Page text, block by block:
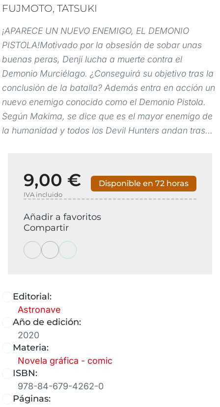
FUJMOTO, TATSUKI
¡APARECE UN NUEVO ENEMIGO, EL DEMONIO
PISTOLA!Motivado por la obsesión de sobar unas
buenas peras, Denji lucha a muerte contra el
Demonio Murciélago. ¿Conseguirá su objetivo tras la
conclusión de la batalla? Además entra en acción un
nuevo enemigo conocido como el Demonio Pistola.
Según Makima, se dice que es el mayor enemigo de
la humanidad y todos los Devil Hunters andan tras...
Editorial:
Astronave
Año de edición:
2020
Materia:
Novela gráfica - comic
ISBN:
978-84-679-4262-0
Páginas:
9,00 €
IVA incluido
Disponible en 72 horas
Añadir a favoritos
Compartir